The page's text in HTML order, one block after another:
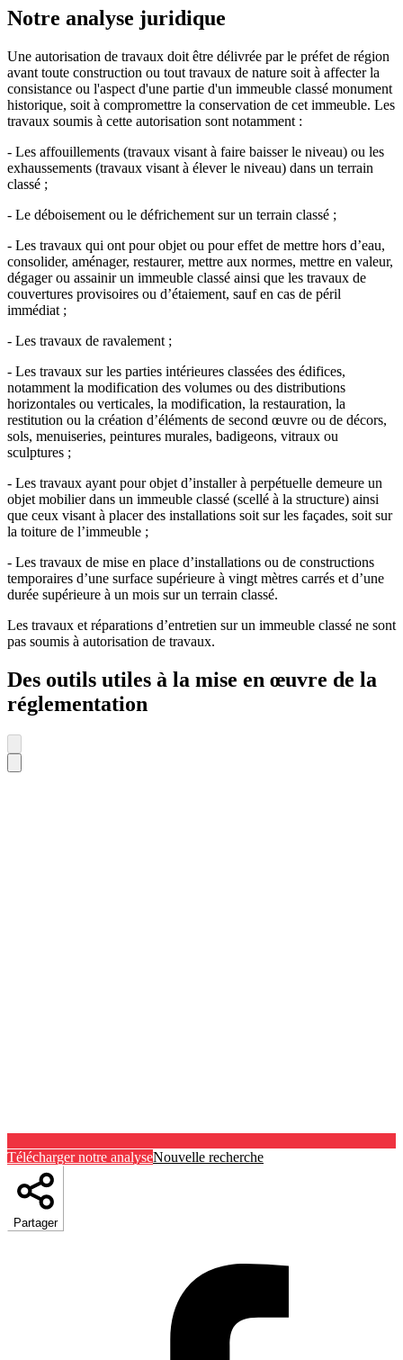
Notre analyse juridique
Une autorisation de travaux doit être délivrée par le préfet de région
avant toute construction ou tout travaux de nature soit à affecter la
consistance ou l'aspect d'une partie d'un immeuble classé monument
historique, soit à compromettre la conservation de cet immeuble. Les
travaux soumis à cette autorisation sont notamment :
- Les affouillements (travaux visant à faire baisser le niveau) ou les
exhaussements (travaux visant à élever le niveau) dans un terrain
classé ;
- Le déboisement ou le défrichement sur un terrain classé ;
- Les travaux qui ont pour objet ou pour effet de mettre hors d’eau,
consolider, aménager, restaurer, mettre aux normes, mettre en valeur,
dégager ou assainir un immeuble classé ainsi que les travaux de
couvertures provisoires ou d’étaiement, sauf en cas de péril
immédiat ;
- Les travaux de ravalement ;
- Les travaux sur les parties intérieures classées des édifices,
notamment la modification des volumes ou des distributions
horizontales ou verticales, la modification, la restauration, la
restitution ou la création d’éléments de second œuvre ou de décors,
sols, menuiseries, peintures murales, badigeons, vitraux ou
sculptures ;
- Les travaux ayant pour objet d’installer à perpétuelle demeure un
objet mobilier dans un immeuble classé (scellé à la structure) ainsi
que ceux visant à placer des installations soit sur les façades, soit sur
la toiture de l’immeuble ;
- Les travaux de mise en place d’installations ou de constructions
temporaires d’une surface supérieure à vingt mètres carrés et d’une
durée supérieure à un mois sur un terrain classé.
Les travaux et réparations d’entretien sur un immeuble classé ne sont
pas soumis à autorisation de travaux.
Des outils utiles à la mise en œuvre de la
réglementation
Télécharger notre analyseNouvelle recherche
Partager